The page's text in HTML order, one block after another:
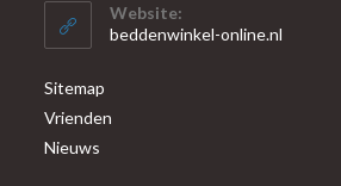
Website:
beddenwinkel-online.nl
Sitemap
Vrienden
Nieuws